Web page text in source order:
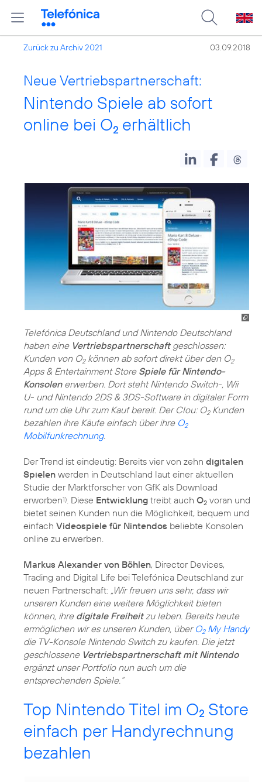
Zurück zu Archiv 2021 03.09.2018
Neue Vertriebspartnerschaft:
Nintendo Spiele ab sofort
online bei O2 erhältlich
Telefónica Deutschland und Nintendo Deutschland
haben eine Vertriebspartnerschaftgeschlossen:
Kunden von O2können ab sofort direkt über den O2
Apps & Entertainment Store Spiele für Nintendo-
Konsolenerwerben. Dort steht Nintendo Switch-, Wii
U- und Nintendo 2DS & 3DS-Software in digitaler Form
rund um die Uhr zum Kauf bereit. Der Clou: O2Kunden
bezahlen ihre Käufe einfach über ihre O2
Mobilfunkrechnung.
Der Trend ist eindeutig: Bereits vier von zehn digitalen
Spielen werden in Deutschland laut einer aktuellen
Studie der Marktforscher von GfK als Download
erworben1) . Diese Entwicklung treibt auch O2 voran und
bietet seinen Kunden nun die Möglichkeit, bequem und
einfach Videospiele für Nintendos beliebte Konsolen
online zu erwerben.
Markus Alexander von Böhlen, Director Devices,
Trading and Digital Life bei Telefónica Deutschland zur
neuen Partnerschaft: „Wir freuen uns sehr, dass wir
unseren Kunden eine weitere Möglichkeit bieten
können, ihre digitale Freiheitzu leben. Bereits heute
ermöglichen wir es unseren Kunden, über O2My Handy
die TV-Konsole Nintendo Switch zu kaufen. Die jetzt
geschlossene Vertriebspartnerschaft mit Nintendo
ergänzt unser Portfolio nun auch um die
entsprechenden Spiele.“
Top Nintendo Titel im O2 Store
einfach per Handyrechnung
bezahlen